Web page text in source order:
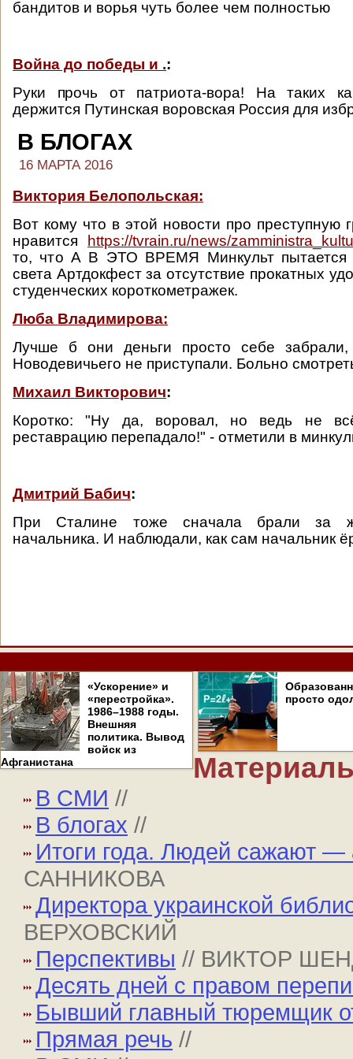
бандитов и ворья чуть более чем полностью
Война до победы и .:
Руки прочь от патриота-вора! На таких
держится Путинская воровская Россия для
В БЛОГАХ
16 МАРТА 2016
Виктория Белопольская:
Вот кому что в этой новости про преступную
нравится
https://tvrain.ru/news/
то, что А В ЭТО ВРЕМЯ Минкульт пытается
света Артдокфест за отсутствие прокатных
студенческих короткометражек.
Люба Владимирова:
Лучше б они деньги просто себе
Новодевичьего не приступали. Больно
Михаил Викторович:
Коротко: "Ну да, воровал, но ведь не
реставрацию перепадало!" - отметили в
Дмитрий Бабич:
При Сталине тоже сначала брали за
начальника. И наблюдали, как сам начальник
«Ускорение» и
«перестройка».
1986–1988 годы.
Внешняя
политика. Вывод
войск из
Афганистана
просто
В СМИ //
В блогах //
Итоги года. Людей сажают
САННИКОВА
Директора украинской
ВЕРХОВСКИЙ
Перспективы // ВИКТОР
Десять дней с правом
Бывший главный тюремщик
Прямая речь //